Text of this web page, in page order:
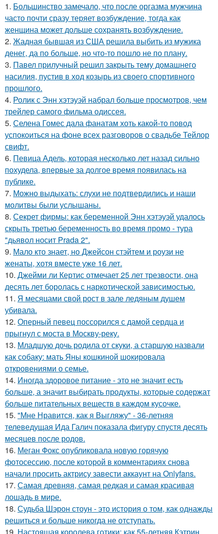
1. Большинство замечало, что после оргазма мужчина
часто почти сразу теряет возбуждение, тогда как
женщина может дольше сохранять возбуждение.
2. Жадная бывшая из США решила выбить из мужика
денег, да по больше, но что-то пошло не по плану.
3. Павел прилучный решил закрыть тему домашнего
насилия, пустив в ход козырь из своего спортивного
прошлого.
4. Ролик с Энн хэтэуэй набрал больше просмотров, чем
трейлер самого фильма одиссея.
5. Селена Гомес дала фанатам хоть какой-то повод
успокоиться на фоне всех разговоров о свадьбе Тейлор
свифт.
6. Певица Адель, которая несколько лет назад сильно
похудела, впервые за долгое время появилась на
публике.
7. Можно выдыхать: слухи не подтвердились и наши
молитвы были услышаны.
8. Секрет фирмы: как беременной Энн хэтэуэй удалось
скрыть третью беременность во время промо - тура
"дьявол носит Prada 2".
9. Мало кто знает, но Джейсон стэйтем и роузи не
женаты, хотя вместе уже 16 лет.
10. Джейми ли Кертис отмечает 25 лет трезвости, она
десять лет боролась с наркотической зависимостью.
11. Я месяцами свой рост в зале ледяным душем
убивала.
12. Оперный певец поссорился с дамой сердца и
прыгнул с моста в Москву-реку.
13. Младшую дочь родила от скуки, а старшую назвали
как собаку: мать Яны кошкиной шокировала
откровениями о семье.
14. Иногда здоровое питание - это не значит есть
больше, а значит выбирать продукты, которые содержат
больше питательных веществ в каждом кусочке.
15. "Мне Нравится, как я Выгляжу" - 36-летняя
телеведущая Ида Галич показала фигуру спустя десять
месяцев после родов.
16. Меган Фокс опубликовала новую горячую
фотосессию, после которой в комментариях снова
начали просить актрису завести аккаунт на Onlyfans.
17. Самая древняя, самая редкая и самая красивая
лошадь в мире.
18. Судьба Шэрон стоун - это история о том, как однажды
решиться и больше никогда не отступать.